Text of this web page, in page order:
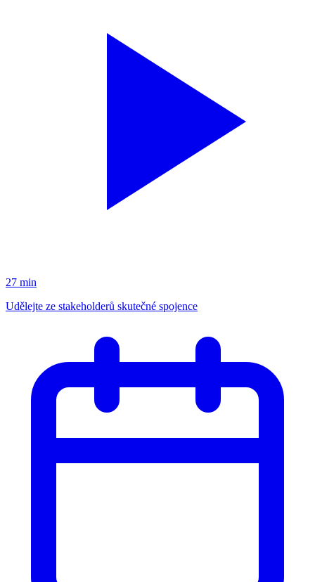
27 min
Udělejte ze stakeholderů skutečné spojence